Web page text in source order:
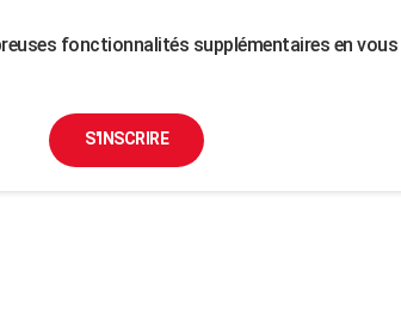
fonctionnalités supplémentaires en vous
S'INSCRIRE